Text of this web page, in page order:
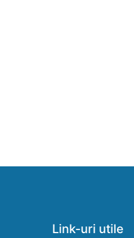
Link-uri utile